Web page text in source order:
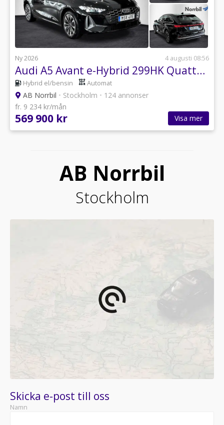
Ny 2026 4 augusti 08:56
Audi A5 Avant e-Hybrid 299HK Quattro Dragkrok
Hybrid el/bensin Automat
AB Norrbil • Stockholm • 124 annonser
fr. 9 234 kr/mån
569 900 kr Visa mer
AB Norrbil
Stockholm
Skicka e-post till oss
Namn